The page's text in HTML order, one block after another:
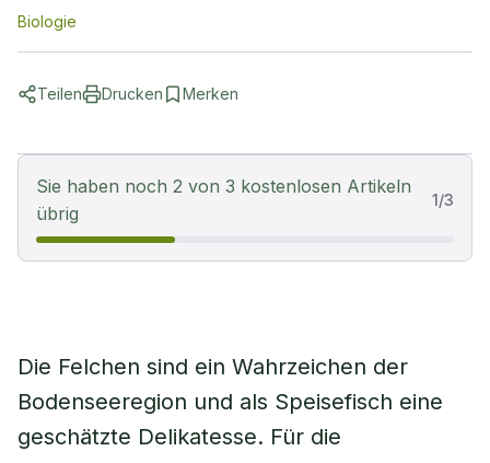
Biologie
Teilen Drucken Merken
Sie haben noch 2 von 3 kostenlosen Artikeln
übrig
1/3
Die Felchen sind ein Wahrzeichen der
Bodenseeregion und als Speisefisch eine
geschätzte Delikatesse. Für die